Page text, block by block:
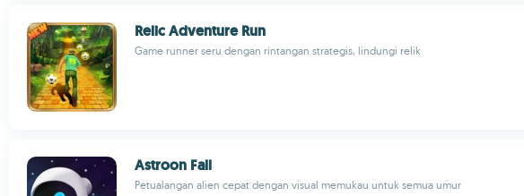
Relic Adventure Run
Game runner seru dengan rintangan strategis, lindungi relik
Astroon Fall
Petualangan alien cepat dengan visual memukau untuk semua umur